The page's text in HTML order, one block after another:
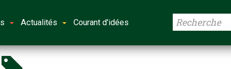
Actualités Courant d'idées